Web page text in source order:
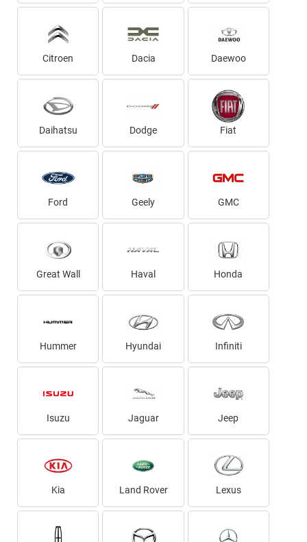
Citroen Dacia Daewoo
Daihatsu Dodge Fiat
Ford Geely GMC
Great Wall Haval Honda
Hummer Hyundai Infiniti
Isuzu Jaguar Jeep
Kia Land Rover Lexus